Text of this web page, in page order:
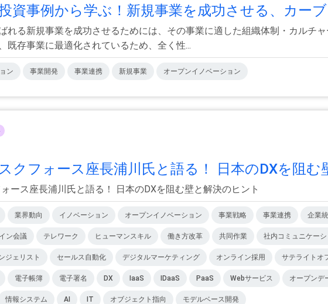
資事例から学ぶ！新規事業を成功させる、カー
れる新規事業を成功させるためには、その事業に適した組織体制・カルチ
既存事業に最適化されているため、全く性...
ン 事業開発 事業連携 新規事業 オープンイノベーション
クフォース座長浦川氏と語る！ 日本のDXを阻む
ース座長浦川氏と語る！ 日本のDXを阻む壁と解決のヒント
業界動向 イノベーション オープンイノベーション 事業戦略 事業連携 企業
ン会議 テレワーク ヒューマンスキル 働き方改革 共同作業 社内コミュニケーシ
ジェリスト セールス自動化 デジタルマーケティング オンライン採用 サテライトオ
電子帳簿 電子署名 DX IaaS IDaaS PaaS Webサービス オープンデ
情報システム AI IT オブジェクト指向 モデルベース開発